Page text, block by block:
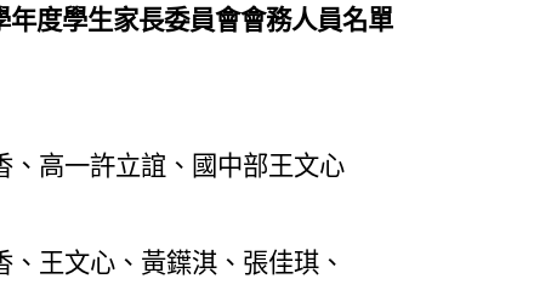
度學生家長委員會會務人員名單
、高一許立誼、國中部王文心
、王文心、黃鐷淇、張佳琪、